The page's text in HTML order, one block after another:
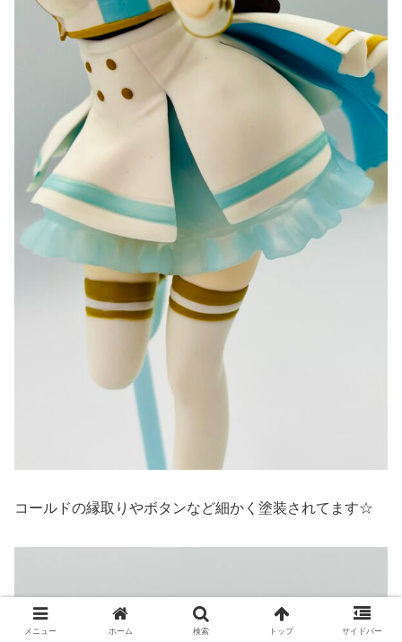
コールドの縁取りやボタンなど細かく塗装されてます☆
メニュー ホーム 検索 トップ サイドバー